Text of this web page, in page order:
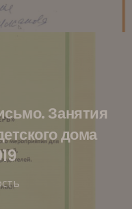
Занятия
дома